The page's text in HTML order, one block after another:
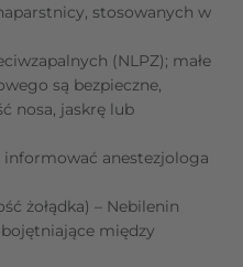
stosowanych w
(NLPZ); małe
są bezpieczne,
nosa, jaskrę lub
anestezjologa
żołądka) – Nebilenin
między